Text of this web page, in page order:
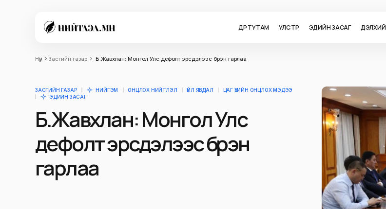
ӨДӨР ТУТАМ УЛС ТӨР ЭДИЙН ЗАСАГ ДЭЛХИЙ
Нүүр Засгийн газар Б.Жавхлан: Монгол Улс дефолт эрсдэлээс бүрэн гарлаа
ЗАСГИЙН ГАЗАР НИЙГЭМ ОНЦЛОХ НИЙТЛЭЛ ҮЙЛ ЯВДАЛ
ЦАГ ҮЕИЙН ОНЦЛОХ МЭДЭЭ
ЭДИЙН ЗАСАГ
Б.Жавхлан: Монгол Улс
дефолт эрсдэлээс бүрэн
гарлаа